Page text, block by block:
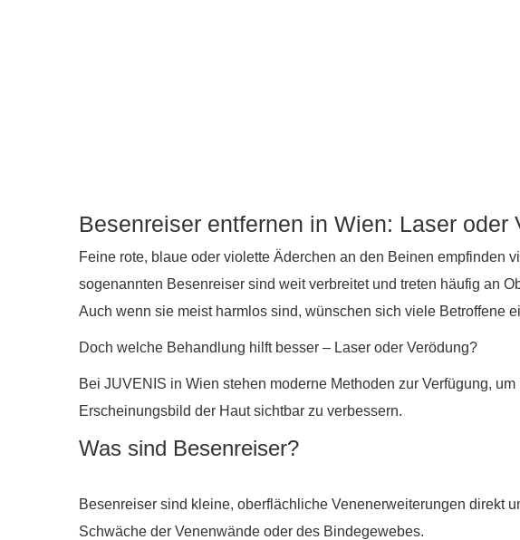
Besenreiser entfernen in Wien: Laser oder
Feine rote, blaue oder violette Äderchen an den Beinen empfinden
sogenannten Besenreiser sind weit verbreitet und treten häufig an
Auch wenn sie meist harmlos sind, wünschen sich viele Betroffene
Doch welche Behandlung hilft besser – Laser oder Verödung?
Bei JUVENIS in Wien stehen moderne Methoden zur Verfügung,
Erscheinungsbild der Haut sichtbar zu verbessern.
Was sind Besenreiser?
Besenreiser sind kleine, oberflächliche Venenerweiterungen direkt
Schwäche der Venenwände oder des Bindegewebes.